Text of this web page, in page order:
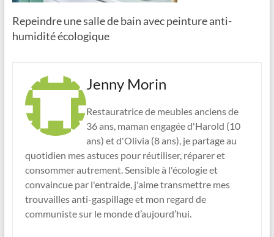
Repeindre une salle de bain avec peinture anti-
humidité écologique
Jenny Morin
Restauratrice de meubles anciens de
36 ans, maman engagée d'Harold (10
ans) et d'Olivia (8 ans), je partage au
quotidien mes astuces pour réutiliser, réparer et
consommer autrement. Sensible à l'écologie et
convaincue par l'entraide, j'aime transmettre mes
trouvailles anti-gaspillage et mon regard de
communiste sur le monde d’aujourd’hui.